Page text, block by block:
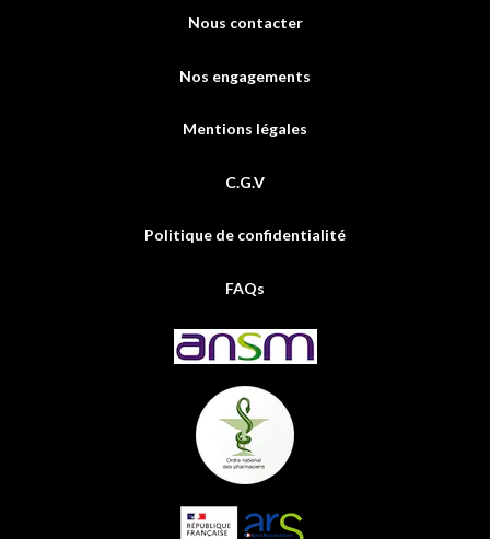
Nous contacter
Nos engagements
Mentions légales
C.G.V
Politique de confidentialité
FAQs